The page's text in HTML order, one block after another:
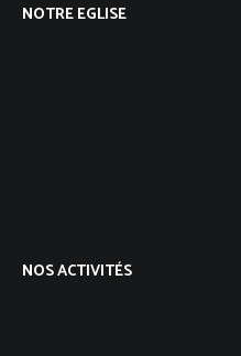
NOTRE EGLISE
NOS ACTIVITÉS